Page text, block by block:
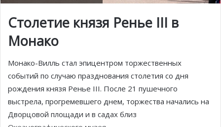
Столетие князя Ренье III в
Монако
Монако-Вилль стал эпицентром торжественных
событий по случаю празднования столетия со дня
рождения князя Ренье III. После 21 пушечного
выстрела, прогремевшего днем, торжества начались на
Дворцовой площади и в садах близ